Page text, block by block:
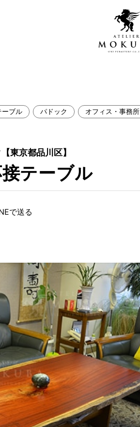
直営店
新宿ギャラリー
レジンギャラリー
吉祥寺ギャラリー
【アウトレット取扱店】
大川ギャラリー【本店】
天神ギャラリー
公式オンラインストア
WEBカタログ
ーブル パドック オフィス・事務所
テーブル
東京都品川区】
で送る